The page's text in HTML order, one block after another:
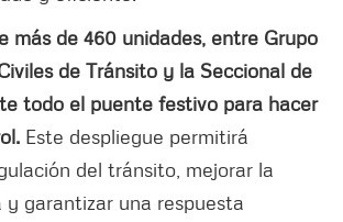
más de 460 unidades, entre Grupo
de Tránsito y la Seccional de
todo el puente festivo para hacer
Este despliegue permitirá
del tránsito, mejorar la
y garantizar una respuesta